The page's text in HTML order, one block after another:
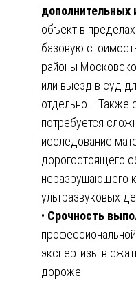
дополнительных
объект в
базовую
районы
или выезд в суд
отдельно . Также
потребуется
исследование
дорогостоящего
неразрушающего
ультразвуковых
• Срочность
экспертизы в
дороже.